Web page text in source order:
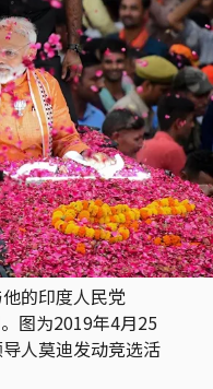
的印度人民党
图为2019年4月25
人莫迪发动竞选活